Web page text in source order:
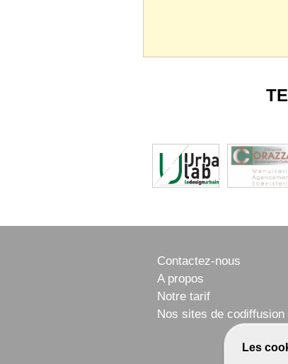
Les
Contactez-nous
A propos
Notre tarif
Nos sites de codiffusion